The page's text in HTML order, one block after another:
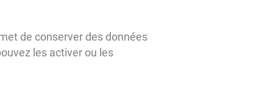
de conserver des données
les activer ou les